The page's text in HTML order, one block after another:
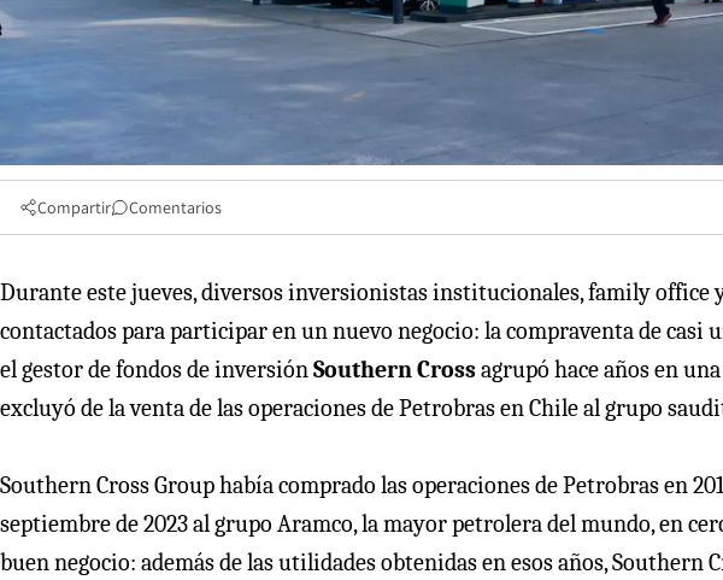
Compartir Comentarios
Durante este jueves, diversos inversionistas institucionales, family
contactados para participar en un nuevo negocio: la compraventa de
el gestor de fondos de inversiónSouthern Crossagrupó hace años en
excluyó de la venta de las operaciones de Petrobras en Chile al grupo
Southern Cross Group había comprado las operaciones de Petrobras en
septiembre de 2023 al grupo Aramco, la mayor petrolera del mundo, en
buen negocio: además de las utilidades obtenidas en esos años, Southern